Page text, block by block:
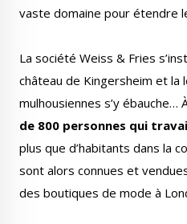
vaste domaine pour étendre
La société Weiss & Fries
château de Kingersheim et la
mulhousiennes s’y ébauche…
de 800 personnes qui
plus que d’habitants dans la
sont alors connues et
des boutiques de mode à